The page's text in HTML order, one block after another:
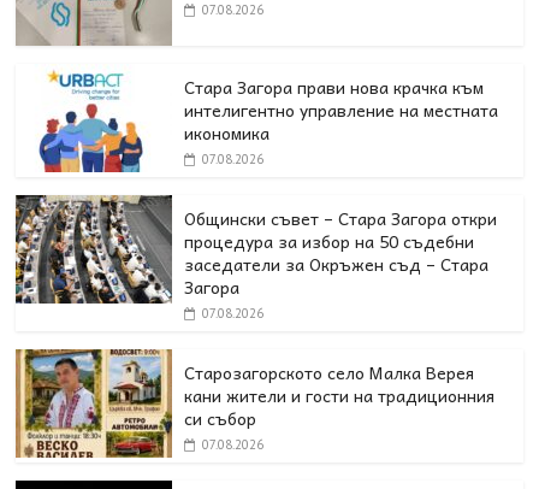
07.08.2026
Стара Загора прави нова крачка към
интелигентно управление на местната
икономика
07.08.2026
Общински съвет – Стара Загора откри
процедура за избор на 50 съдебни
заседатели за Окръжен съд – Стара
Загора
07.08.2026
Старозагорското село Малка Верея
кани жители и гости на традиционния
си събор
07.08.2026